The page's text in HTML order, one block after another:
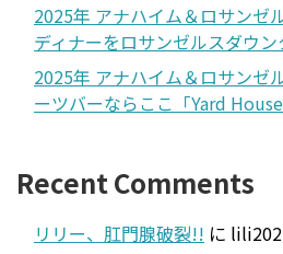
2025年 アナハイム＆ロサンゼ
ディナーをロサンゼルスダウン
2025年 アナハイム＆ロサンゼ
ーツバーならここ「Yard House
Recent Comments
リリー、肛門腺破裂!! に